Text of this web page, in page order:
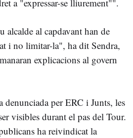
a "expressar-se lliurement"".
al capdavant han de
i no limitar-la", ha dit Sendra,
explicacions al govern
per ERC i Junts, les
visibles durant el pas del Tour.
ha reivindicat la